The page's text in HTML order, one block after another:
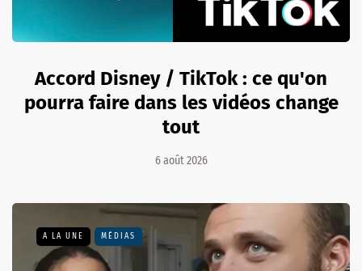
Accord Disney / TikTok : ce qu'on
pourra faire dans les vidéos change
tout
6 août 2026
A LA UNE MÉDIAS